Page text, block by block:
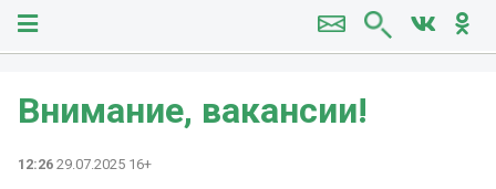
Внимание, вакансии!
12:26 29.07.2025 16+